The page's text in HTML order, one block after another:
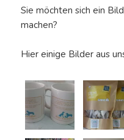
Sie möchten sich ein
machen?
Hier einige Bilder aus